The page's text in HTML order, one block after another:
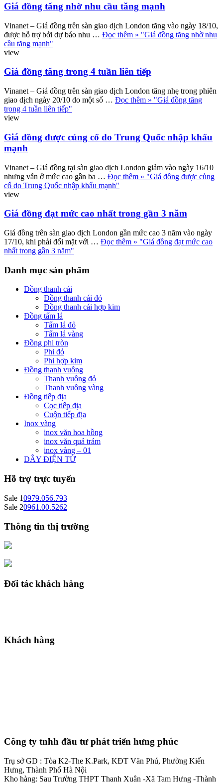
Giá đồng tăng nhờ nhu cầu tăng mạnh
Vinanet – Giá đồng trên sàn giao dịch London tăng vào ngày 18/10,
được hỗ trợ bởi dự báo nhu … Đọc thêm » "Giá đồng tăng nhờ nhu
cầu tăng mạnh"
view
Giá đồng tăng trong 4 tuần liên tiếp
Vinanet – Giá đồng trên sàn giao dịch London tăng nhẹ trong phiên
giao dịch ngày 20/10 do một số … Đọc thêm » "Giá đồng tăng
trong 4 tuần liên tiếp"
view
Giá đồng được củng cố do Trung Quốc nhập khẩu
mạnh
Vinanet – Giá đồng tại sàn giao dịch London giảm vào ngày 16/10
nhưng vẫn ở mức cao gần ba … Đọc thêm » "Giá đồng được củng
cố do Trung Quốc nhập khẩu mạnh"
view
Giá đồng đạt mức cao nhất trong gần 3 năm
Giá đồng trên sàn giao dịch London gần mức cao 3 năm vào ngày
17/10, khi phải đối mặt với … Đọc thêm » "Giá đồng đạt mức cao
nhất trong gần 3 năm"
Danh mục sản phẩm
Đồng thanh cái
Đồng thanh cái đỏ
Đồng thanh cái hợp kim
Đồng tấm lá
Tấm lá đỏ
Tấm lá vàng
Đồng phi tròn
Phi đỏ
Phi hợp kim
Đồng thanh vuông
Thanh vuông đỏ
Thanh vuông vàng
Đồng tiếp địa
Cọc tiếp địa
Cuộn tiếp địa
Inox vàng
inox văn hoa hồng
inox văn quả trám
inox vàng – 01
DÂY ĐIỆN TỪ
Hỗ trợ trực tuyến
Sale 10979.056.793
Sale 20961.00.5262
Thông tin thị trường
Đối tác khách hàng
Khách hàng
Công ty tnhh đầu tư phát triển hưng phúc
Trụ sở GD : Tòa K2-The K.Park, KĐT Văn Phú, Phường Kiến
Hưng, Thành Phố Hà Nội
Kho hàng: Sau Trường THPT Thanh Xuân -Xã Tam Hưng -Thành